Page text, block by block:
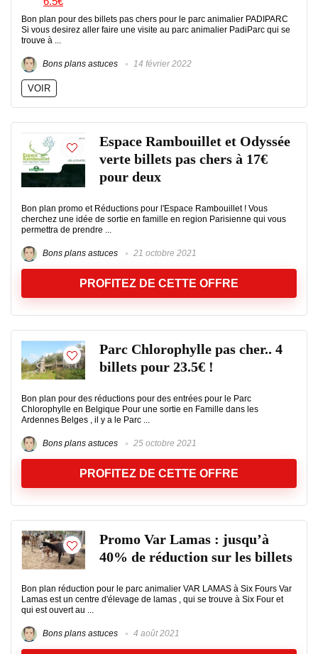
Bon plan pour des billets pas chers pour le parc animalier PADIPARC
Si vous desirez aller faire une visite au parc animalier PadiParc qui se
trouve à ...
Bons plans astuces 14 février 2022
VOIR
Espace Rambouillet et Odyssée
verte billets pas chers à 17€
pour deux
Bon plan promo et Réductions pour l'Espace Rambouillet ! Vous
cherchez une idée de sortie en famille en region Parisienne qui vous
permettra de prendre ...
Bons plans astuces 21 octobre 2021
PROFITEZ DE CETTE OFFRE
Parc Chlorophylle pas cher.. 4
billets pour 23.5€ !
Bon plan pour des réductions pour des entrées pour le Parc
Chlorophylle en Belgique Pour une sortie en Famille dans les
Ardennes Belges , il y a le Parc ...
Bons plans astuces 25 octobre 2021
PROFITEZ DE CETTE OFFRE
Promo Var Lamas : jusqu’à
40% de réduction sur les billets
Bon plan réduction pour le parc animalier VAR LAMAS à Six Fours Var
Lamas est un centre d'élevage de lamas , qui se trouve à Six Four et
qui est ouvert au ...
Bons plans astuces 4 août 2021